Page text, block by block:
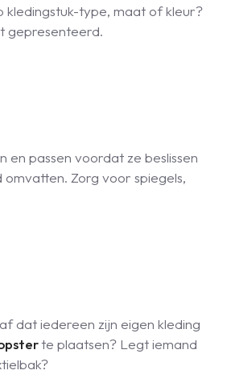
kledingstuk-type, maat of kleur?
gepresenteerd.
en passen voordat ze beslissen
Zorg voor spiegels,
dat iedereen zijn eigen kleding
te plaatsen? Legt iemand